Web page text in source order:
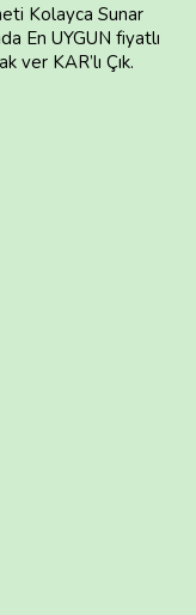
Kolayca Sunar
En UYGUN fiyatlı
ver KAR’lı Çık.